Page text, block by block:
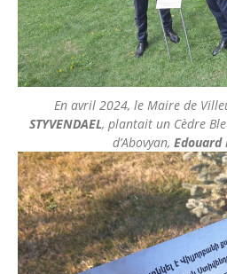
En avril 2024, le Maire de
STYVENDAEL, plantait un Cèdre
d’Abovyan, Edouard